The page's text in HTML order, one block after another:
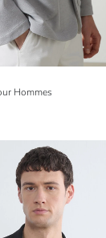
Hommes